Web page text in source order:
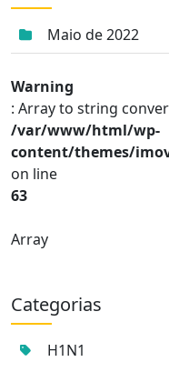
Maio de 2022
Warning
: Array to string
/var/www/html/wp-
content/themes/
on line
63
Array
Categorias
H1N1